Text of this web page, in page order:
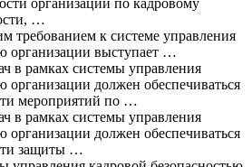
организации по кадровому
…
требованием к системе управления
организации выступает …
в рамках системы управления
организации должен обеспечиваться
мероприятий по …
в рамках системы управления
организации должен обеспечиваться
защиты …